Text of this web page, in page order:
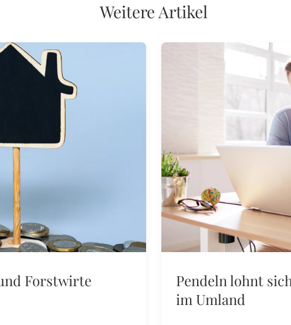
Weitere Artikel
Forstwirte
Pendeln lohnt
im Umland